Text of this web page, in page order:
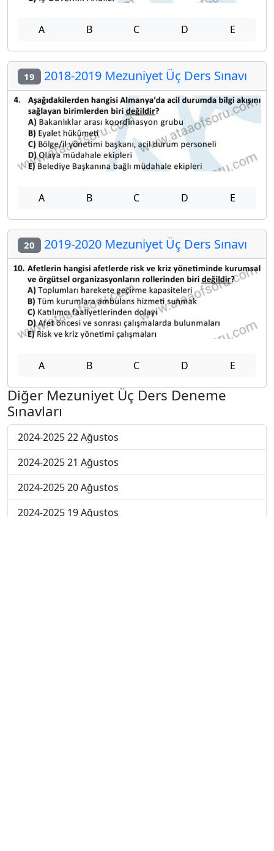
A B C D E
19 2018-2019 Mezuniyet Üç Ders Sınavı
A B C D E
20 2019-2020 Mezuniyet Üç Ders Sınavı
A B C D E
Diğer Mezuniyet Üç Ders Deneme
Sınavları
2024-2025 22 Ağustos
2024-2025 21 Ağustos
2024-2025 20 Ağustos
2024-2025 19 Ağustos